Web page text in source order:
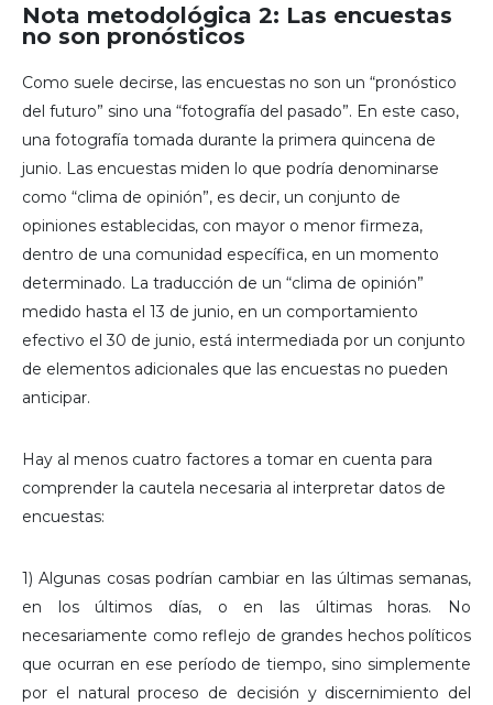
Nota metodológica 2: Las encuestas
no son pronósticos
Como suele decirse, las encuestas no son un “pronóstico
del futuro” sino una “fotografía del pasado”. En este caso,
una fotografía tomada durante la primera quincena de
junio. Las encuestas miden lo que podría denominarse
como “clima de opinión”, es decir, un conjunto de
opiniones establecidas, con mayor o menor firmeza,
dentro de una comunidad específica, en un momento
determinado. La traducción de un “clima de opinión”
medido hasta el 13 de junio, en un comportamiento
efectivo el 30 de junio, está intermediada por un conjunto
de elementos adicionales que las encuestas no pueden
anticipar.
Hay al menos cuatro factores a tomar en cuenta para
comprender la cautela necesaria al interpretar datos de
encuestas:
1) Algunas cosas podrían cambiar en las últimas semanas,
en los últimos días, o en las últimas horas. No
necesariamente como reflejo de grandes hechos políticos
que ocurran en ese período de tiempo, sino simplemente
por el natural proceso de decisión y discernimiento del